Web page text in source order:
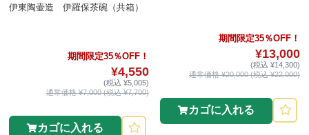
伊東陶壷造 伊羅保茶碗（共箱）
期間限定35％OFF！
¥4,550
(税込 ¥5,005)
通常価格 ¥7,000 (税込 ¥7,700)
カゴに入れる
期間限定35％OFF！
¥13,000
(税込 ¥14,300)
通常価格 ¥20,000 (税込 ¥22,000)
カゴに入れる